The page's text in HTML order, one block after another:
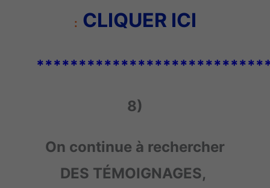
: CLIQUER ICI
8)
On continue à rechercher
DES TÉMOIGNAGES,